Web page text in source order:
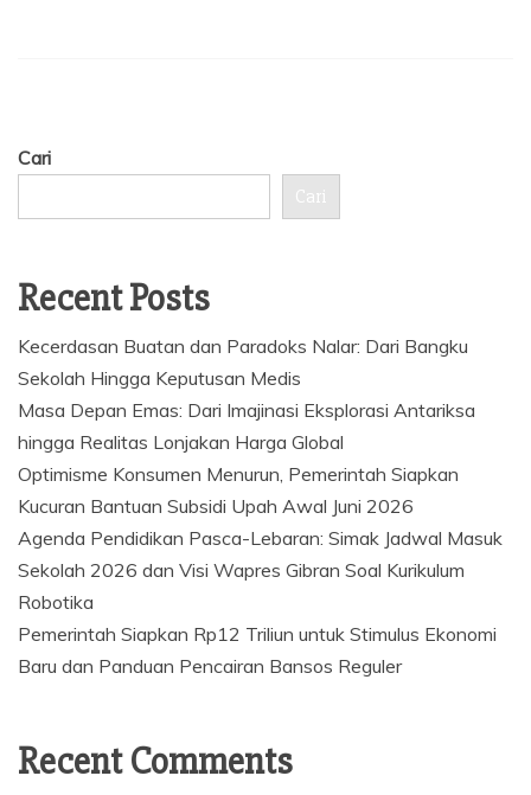
Cari
Cari
Recent Posts
Kecerdasan Buatan dan Paradoks Nalar: Dari Bangku
Sekolah Hingga Keputusan Medis
Masa Depan Emas: Dari Imajinasi Eksplorasi Antariksa
hingga Realitas Lonjakan Harga Global
Optimisme Konsumen Menurun, Pemerintah Siapkan
Kucuran Bantuan Subsidi Upah Awal Juni 2026
Agenda Pendidikan Pasca-Lebaran: Simak Jadwal Masuk
Sekolah 2026 dan Visi Wapres Gibran Soal Kurikulum
Robotika
Pemerintah Siapkan Rp12 Triliun untuk Stimulus Ekonomi
Baru dan Panduan Pencairan Bansos Reguler
Recent Comments